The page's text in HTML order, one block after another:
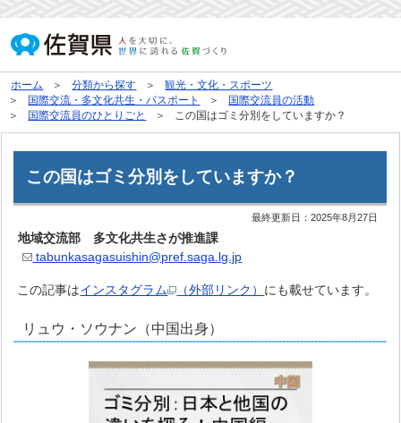
ホーム 分類から探す
観光・文化・スポーツ
国際交流・多文化共生・パスポート
国際交流員の活動
国際交流員のひとりごと
この国はゴミ分別をしていますか？
この国はゴミ分別をしていますか？
最終更新日：2025年8月27日
地域交流部 多文化共生さが推進課
tabunkasagasuishin@pref.saga.lg.jp
この記事はインスタグラム （外部リンク） にも載せています。
リュウ・ソウナン（中国出身）